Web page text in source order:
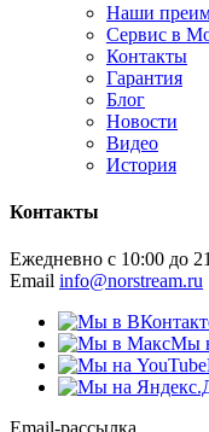
Наши
Сервис в
Контакты
Гарантия
Блог
Новости
Видео
История
Контакты
Ежедневно с 10:00 до
Email info@norstream.ru
Мы